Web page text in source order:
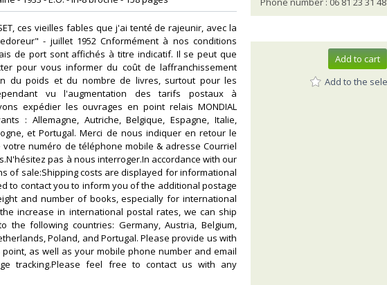
ces vieilles fables que j'ai tenté de rajeunir, avec la
- juillet 1952 Cnformément à nos conditions
de port sont affichés à titre indicatif. Il se peut que
pour vous informer du coût de laffranchissement
du poids et du nombre de livres, surtout pour les
vu l'augmentation des tarifs postaux à
expédier les ouvrages en point relais MONDIAL
: Allemagne, Autriche, Belgique, Espagne, Italie,
et Portugal. Merci de nous indiquer en retour le
numéro de téléphone mobile & adresse Courriel
pas à nous interroger.In accordance with our
of sale:Shipping costs are displayed for informational
to contact you to inform you of the additional postage
and number of books, especially for international
increase in international postal rates, we can ship
the following countries: Germany, Austria, Belgium,
Poland, and Portugal. Please provide us with
as well as your mobile phone number and email
tracking.Please feel free to contact us with any
Add to cart
Add to the